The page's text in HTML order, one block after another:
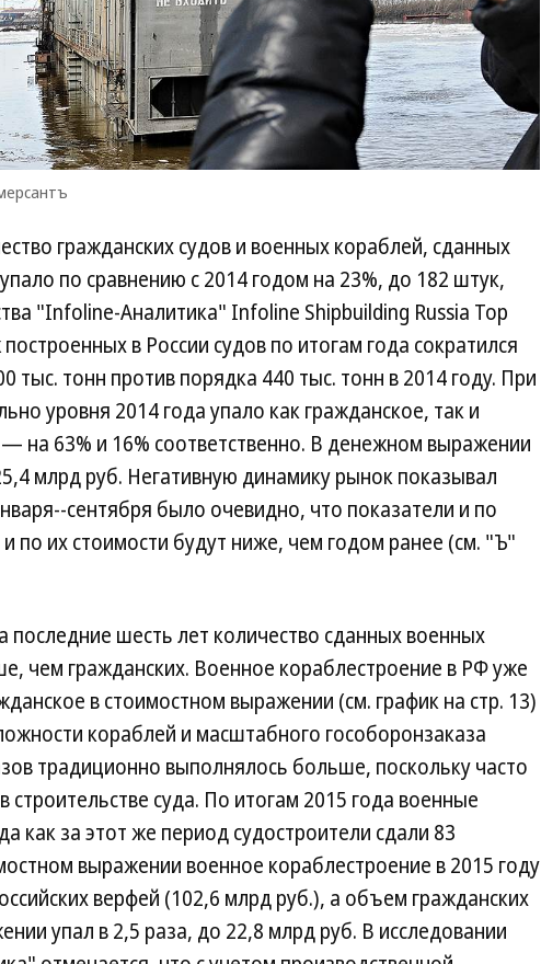
гражданских судов и военных кораблей, сданных
по сравнению с 2014 годом на 23%, до 182 штук,
"Infoline-Аналитика" Infoline Shipbuilding Russia Top
в России судов по итогам года сократился
тыс. тонн против порядка 440 тыс. тонн в 2014 году. При
уровня 2014 года упало как гражданское, так и
на 63% и 16% соответственно. В денежном выражении
млрд руб. Негативную динамику рынок показывал
сентября было очевидно, что показатели и по
по их стоимости будут ниже, чем годом ранее (см. "Ъ"
шесть лет количество сданных военных
чем гражданских. Военное кораблестроение в РФ уже
в стоимостном выражении (см. график на стр. 13)
кораблей и масштабного гособоронзаказа
традиционно выполнялось больше, поскольку часто
строительстве суда. По итогам 2015 года военные
как за этот же период судостроители сдали 83
выражении военное кораблестроение в 2015 году
верфей (102,6 млрд руб.), а объем гражданских
упал в 2,5 раза, до 22,8 млрд руб. В исследовании